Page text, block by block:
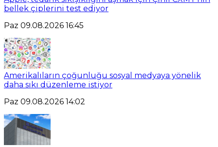
bellek çiplerini test ediyor
Paz 09.08.2026 16:45
Amerikalıların çoğunluğu sosyal medyaya yönelik
daha sıkı düzenleme istiyor
Paz 09.08.2026 14:02